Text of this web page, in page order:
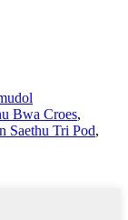
Bwa Croes,
Saethu Tri Pod,